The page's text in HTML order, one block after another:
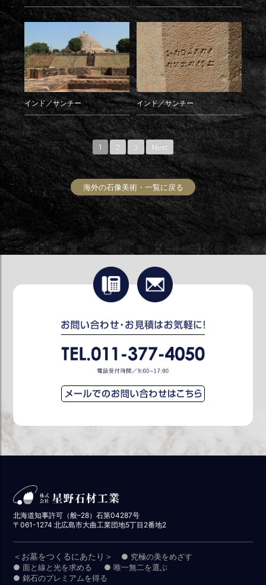
インド／サンチー インド／サンチー
1 2 3 Next
海外の石像美術・一覧に戻る
北海道知事許可（般–28）石第04287号
〒061-1274 北広島市大曲工業団地5丁目2番地2
＜お墓をつくるにあたり＞ ● 究極の美をめざす
● 面と線と光を求める
● 唯一無二を選ぶ
● 銘石のプレミアムを得る